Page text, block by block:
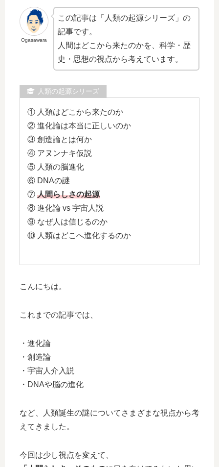
Ogasawara
この記事は「人類の起源シリーズ」の
記事です。
人間はどこから来たのかを、科学・歴
史・思想の視点から考えています。
人類の起源シリーズ
① 人類はどこから来たのか
② 進化論は本当に正しいのか
③ 創造論とは何か
④ アヌンナキ仮説
⑤ 人類の脳進化
⑥ DNAの謎
⑦ 人間らしさの起源
⑧ 進化論 vs 宇宙人説
⑨ なぜ人は信じるのか
⑩ 人類はどこへ進化するのか
こんにちは。
これまでの記事では、
・進化論
・創造論
・宇宙人介入説
・DNAや脳の進化
など、人類誕生の謎についてさまざまな視点から考
えてきました。
今回は少し視点を変えて、